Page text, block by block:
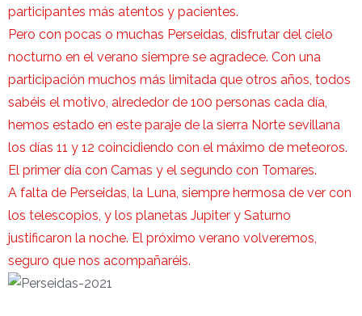
participantes más atentos y pacientes.
Pero con pocas o muchas Perseidas, disfrutar del cielo
nocturno en el verano siempre se agradece. Con una
participación muchos más limitada que otros años, todos
sabéis el motivo, alrededor de 100 personas cada día,
hemos estado en este paraje de la sierra Norte sevillana
los días 11 y 12 coincidiendo con el máximo de meteoros.
El primer día con Camas y el segundo con Tomares.
A falta de Perseidas, la Luna, siempre hermosa de ver con
los telescopios, y los planetas Jupiter y Saturno
justificaron la noche. El próximo verano volveremos,
seguro que nos acompañaréis.